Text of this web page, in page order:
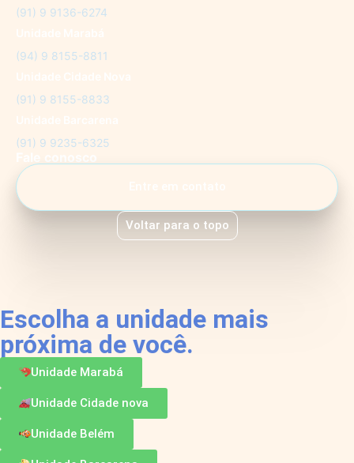
(91) 9 9136-6274
(94) 9 8155-8811
(91) 9 8155-8833
(91) 9 9235-6325
Voltar para o topo
Escolha a unidade mais
próxima de você.
Unidade Marabá
Unidade Cidade nova
Unidade Belém